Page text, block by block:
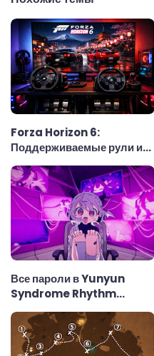
Forza Horizon 6:
Поддерживаемые рули и
рулевые колёса
Все пароли в Yunyun
Syndrome Rhythm
Psychosis